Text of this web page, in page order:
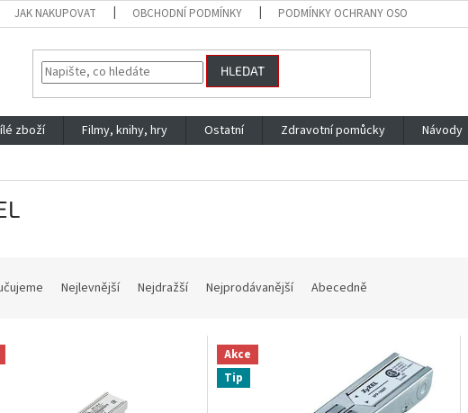
JAK NAKUPOVAT OBCHODNÍ PODMÍNKY PODMÍNKY OCHRANY OSOBNÍCH ÚDAJŮ
HLEDAT
zboží Filmy, knihy, hry Ostatní Zdravotní pomůcky Návody
Nejlevnější Nejdražší Nejprodávanější Abecedně
Akce
Tip